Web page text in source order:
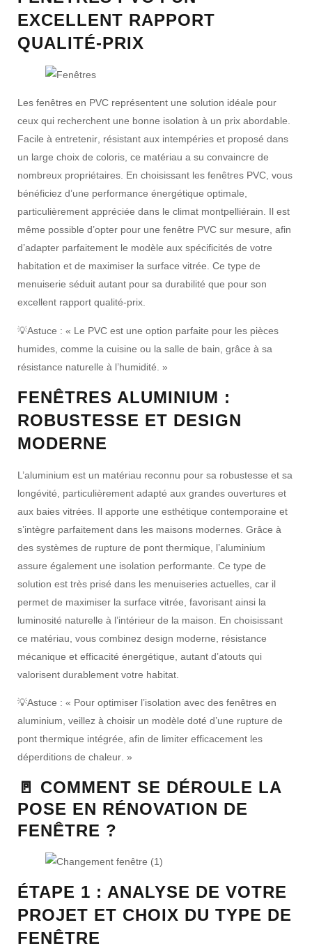
EXCELLENT RAPPORT
QUALITÉ-PRIX
Les fenêtres en PVC représentent une solution idéale pour
ceux qui recherchent une bonne isolation à un prix abordable.
Facile à entretenir, résistant aux intempéries et proposé dans
un large choix de coloris, ce matériau a su convaincre de
nombreux propriétaires. En choisissant les fenêtres PVC, vous
bénéficiez d’une performance énergétique optimale,
particulièrement appréciée dans le climat montpelliérain. Il est
même possible d’opter pour une fenêtre PVC sur mesure, afin
d’adapter parfaitement le modèle aux spécificités de votre
habitation et de maximiser la surface vitrée. Ce type de
menuiserie séduit autant pour sa durabilité que pour son
excellent rapport qualité-prix.
💡Astuce : « Le PVC est une option parfaite pour les pièces
humides , comme la cuisine ou la salle de bain , grâce à sa
résistance naturelle à l’humidité . »
FENÊTRES ALUMINIUM :
ROBUSTESSE ET DESIGN
MODERNE
L’aluminium est un matériau reconnu pour sa robustesse et sa
longévité , particulièrement adapté aux grandes ouvertures et
aux baies vitrées . Il apporte une esthétique contemporaine et
s’intègre parfaitement dans les maisons modernes . Grâce à
des systèmes de rupture de pont thermique , l’aluminium
assure également une isolation performante . Ce type de
solution est très prisé dans les menuiseries actuelles , car il
permet de maximiser la surface vitrée , favorisant ainsi la
luminosité naturelle à l’intérieur de la maison. En choisissant
ce matériau, vous combinez design moderne
résistance
mécanique et efficacité énergétique , autant d’atouts qui
valorisent durablement votre habitat.
💡Astuce : « Pour optimiser l’isolation avec des fenêtres en
aluminium, veillez à choisir un modèle doté d’une rupture de
pont thermique intégrée, afin de limiter efficacement les
déperditions de chaleur. »
🚪 COMMENT SE DÉROULE LA
POSE EN RÉNOVATION DE
FENÊTRE ?
ÉTAPE 1 : ANALYSE DE VOTRE
PROJET ET CHOIX DU TYPE DE
FENÊTRE